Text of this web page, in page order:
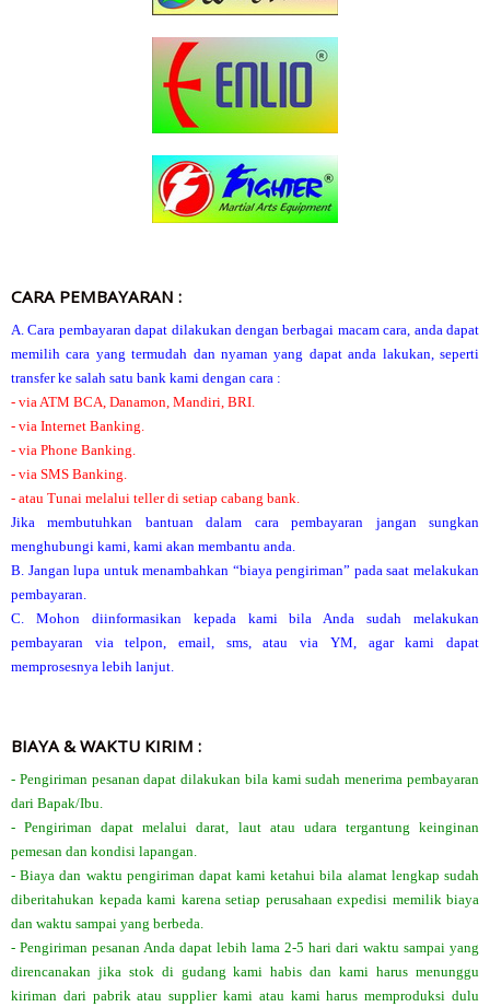
CARA PEMBAYARAN :
A. Cara pembayaran dapat dilakukan dengan berbagai macam cara, anda dapat
memilih cara yang termudah dan nyaman yang dapat anda lakukan, seperti
transfer ke salah satu bank kami dengan cara :
- via ATM BCA, Danamon, Mandiri, BRI.
- via Internet Banking.
- via Phone Banking.
- via SMS Banking.
- atau Tunai melalui teller di setiap cabang bank.
Jika membutuhkan bantuan dalam cara pembayaran jangan sungkan
menghubungi kami, kami akan membantu anda.
B. Jangan lupa untuk menambahkan “biaya pengiriman” pada saat melakukan
pembayaran.
C. Mohon diinformasikan kepada kami bila Anda sudah melakukan
pembayaran via telpon, email, sms, atau via YM, agar kami dapat
memprosesnya lebih lanjut.
BIAYA & WAKTU KIRIM :
- Pengiriman pesanan dapat dilakukan bila kami sudah menerima pembayaran
dari Bapak/Ibu.
- Pengiriman dapat melalui darat, laut atau udara tergantung keinginan
pemesan dan kondisi lapangan.
- Biaya dan waktu pengiriman dapat kami ketahui bila alamat lengkap sudah
diberitahukan kepada kami karena setiap perusahaan expedisi memilik biaya
dan waktu sampai yang berbeda.
- Pengiriman pesanan Anda dapat lebih lama 2-5 hari dari waktu sampai yang
direncanakan jika stok di gudang kami habis dan kami harus menunggu
kiriman dari pabrik atau supplier kami atau kami harus memproduksi dulu